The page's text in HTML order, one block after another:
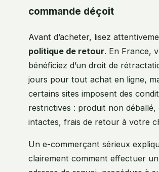
commande déçoit
Avant d’acheter, lisez
politique de retour. En France,
bénéficiez d’un droit de
jours pour tout achat en ligne,
certains sites imposent des
restrictives : produit non déballé,
intactes, frais de retour à votre
Un e-commerçant sérieux
clairement comment effectuer